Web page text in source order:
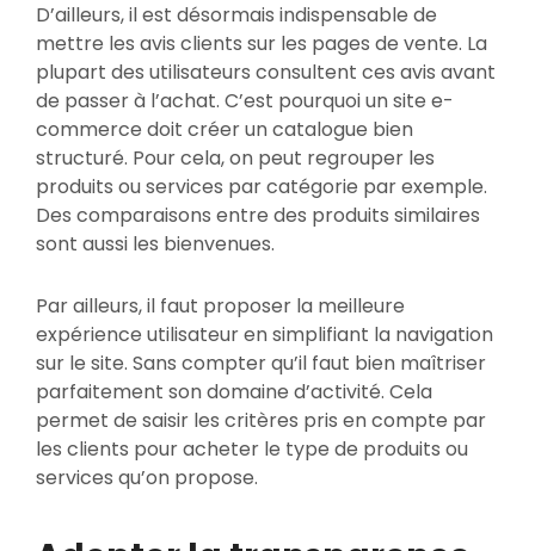
D’ailleurs, il est désormais indispensable de
mettre les avis clients sur les pages de vente. La
plupart des utilisateurs consultent ces avis avant
de passer à l’achat. C’est pourquoi un site e-
commerce doit créer un catalogue bien
structuré. Pour cela, on peut regrouper les
produits ou services par catégorie par exemple.
Des comparaisons entre des produits similaires
sont aussi les bienvenues.
Par ailleurs, il faut proposer la meilleure
expérience utilisateur en simplifiant la navigation
sur le site. Sans compter qu’il faut bien maîtriser
parfaitement son domaine d’activité. Cela
permet de saisir les critères pris en compte par
les clients pour acheter le type de produits ou
services qu’on propose.